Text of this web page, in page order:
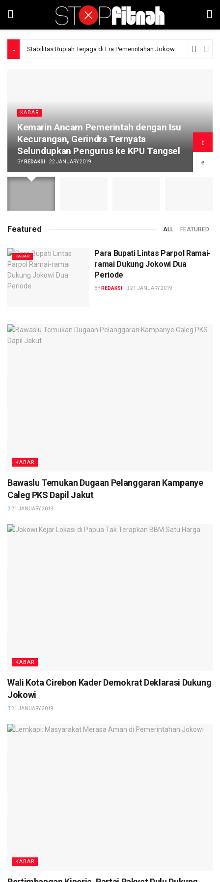
Stabilitas Rupiah Terjaga di Era Pemerintahan Jokowi
KABAR
Kemarin Ancam Pemerintah dengan Isu
Kecurangan, Gerindra Ternyata
Selundupkan Pengurus ke KPU Tangsel
BY REDAKSI 22 JANUARY 2019
Featured ALL FEATURED
KABAR
Para Bupati Lintas Parpol Ramai-
ramai Dukung Jokowi Dua
Periode
BY REDAKSI 21 JANUARY 2019
KABAR
Bawaslu Temukan Dugaan Pelanggaran Kampanye
Caleg PKS Dapil Jakut
21 JANUARY 2019
KABAR
Wali Kota Cirebon Kader Demokrat Deklarasi Dukung
Jokowi
21 JANUARY 2019
KABAR